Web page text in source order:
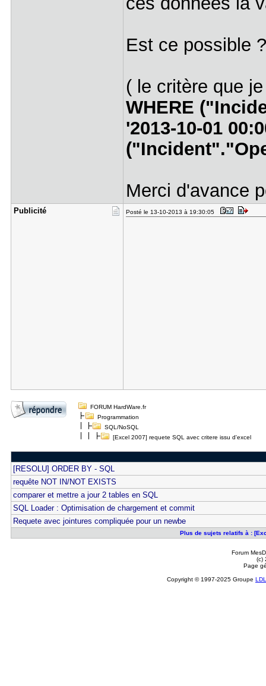
Est ce possible ?
( le critère que
WHERE
'2013-10-01
Merci d'avance
Publicité Posté le 13-10-2013 à 19:30:05
FORUM HardWare.fr
Programmation
SQL/NoSQL
[Excel 2007] requete SQL avec critere issu d'excel
[RESOLU] ORDER BY - SQL
requête NOT IN/NOT EXISTS
comparer et mettre a jour 2 tables en SQL
SQL Loader : Optimisation de chargement et commit
Requete avec jointures compliquée pour un newbe
Plus de sujets relatifs à :
Forum
(c)
Page
Copyright © 1997-2025 Groupe